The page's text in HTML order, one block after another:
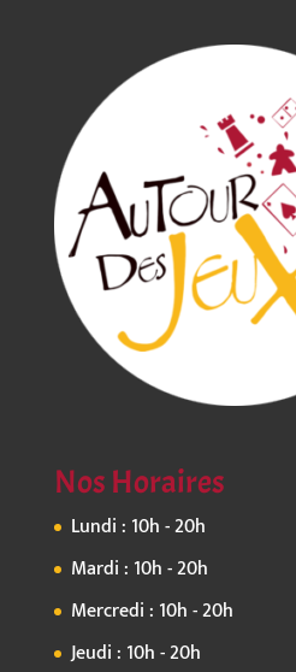
La validité d’une carte n’est
l’extension dont elle fait
faisant partie d’une
et joueuses devront se
régulation placée en bas de
si elle est autorisée en jeu.
toujours être respectée
cartes puissent être utilisées
période est en général de
leur sortie aux États-Unis. À
portant la marque de
ancienne quitteront le format
nouvelle marque de
Boissons chaudes et fraiches
Nos Horaires
Lundi : 10h - 20h
Mardi : 10h - 20h
Mercredi : 10h - 20h
Jeudi : 10h - 20h